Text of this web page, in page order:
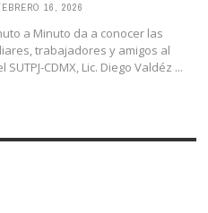
16, 2026
a Minuto da a conocer las
trabajadores y amigos al
CDMX, Lic. Diego Valdéz ...